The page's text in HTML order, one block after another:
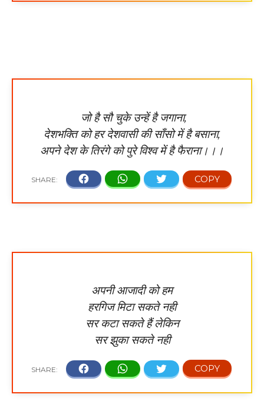
जो है सौ चुके उन्हें है जगाना,
देशभक्ति को हर देशवासी की साँसो में है बसाना,
अपने देश के तिरंगे को पुरे विश्व में है फैराना।।।
अपनी आजादी को हम
हरगिज मिटा सकते नही
सर कटा सकते हैं लेकिन
सर झुका सकते नही